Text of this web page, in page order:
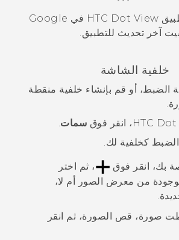
HTC Dot View في Google
آخر تحديث للتطبيق.
خلفية الشاشة
الضبط، أو قم بإنشاء خلفية منقطة
HTC ، انقر فوق سمات.
كخلفية لك.
بك، انقر فوق
، ثم اختر
من معرض الصور
أم لا،
صورة، قص الصورة، ثم انقر